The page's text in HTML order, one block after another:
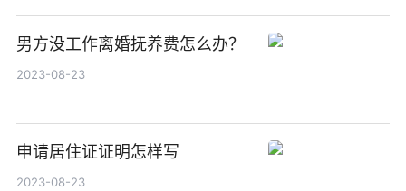
男方没工作离婚抚养费怎么办？
2023-08-23
申请居住证证明怎样写
2023-08-23